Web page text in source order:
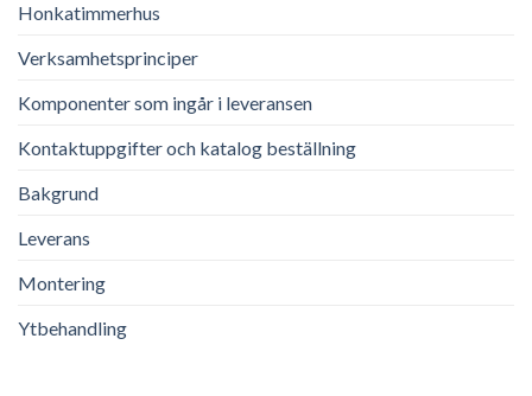
Honkatimmerhus
Verksamhetsprinciper
Komponenter som ingår i leveransen
Kontaktuppgifter och katalog beställning
Bakgrund
Leverans
Montering
Ytbehandling